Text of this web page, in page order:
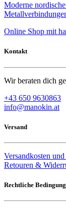
Moderne
Online Shop mit
Kontakt
Wir beraten dich
+43 650 9630863
info@manokin.at
Versand
Versandkosten
Retouren &
Rechtliche